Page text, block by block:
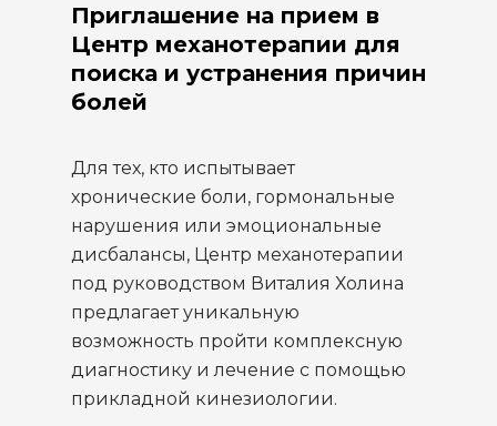
Приглашение на прием в
Центр механотерапии для
поиска и устранения причин
болей
Для тех, кто испытывает
хронические боли, гормональные
нарушения или эмоциональные
дисбалансы, Центр механотерапии
под руководством Виталия Холина
предлагает уникальную
возможность пройти комплексную
диагностику и лечение с помощью
прикладной кинезиологии.